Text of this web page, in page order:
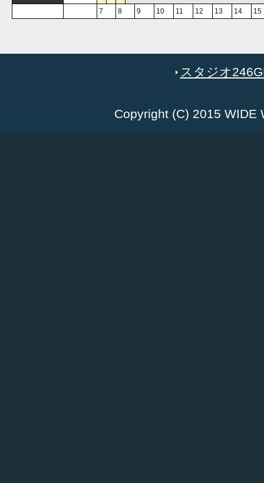
7 8 9 10 11 12 13 14 15
スタジオ
Copyright (C) 2015 WIDE